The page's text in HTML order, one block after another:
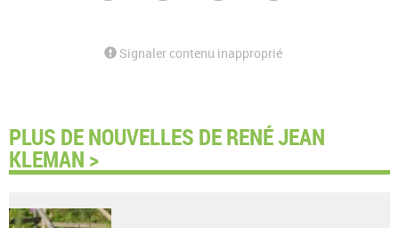
Signaler contenu inapproprié
PLUS DE NOUVELLES DE RENÉ JEAN
KLEMAN >